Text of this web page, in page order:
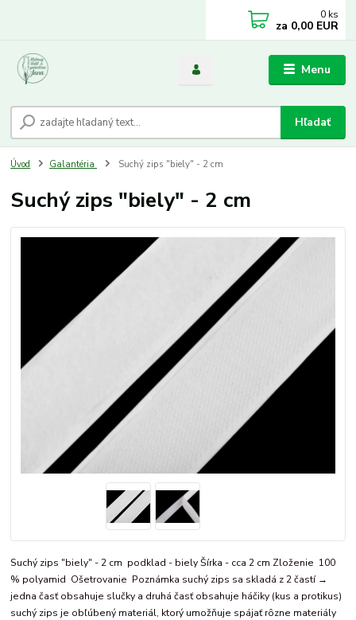
Menu
Hľadať
0 ks
za 0,00 EUR
Úvod Galantéria Suchý zips "biely" - 2 cm
Suchý zips "biely" - 2 cm
Suchý zips "biely" - 2 cm podklad - biely Šírka - cca 2 cm Zloženie 100
% polyamid Ošetrovanie Poznámka suchý zips sa skladá z 2 častí →
jedna časť obsahuje slučky a druhá časť obsahuje háčiky (kus a protikus)
suchý zips je obľúbený materiál, ktorý umožňuje spájať rôzne materiály